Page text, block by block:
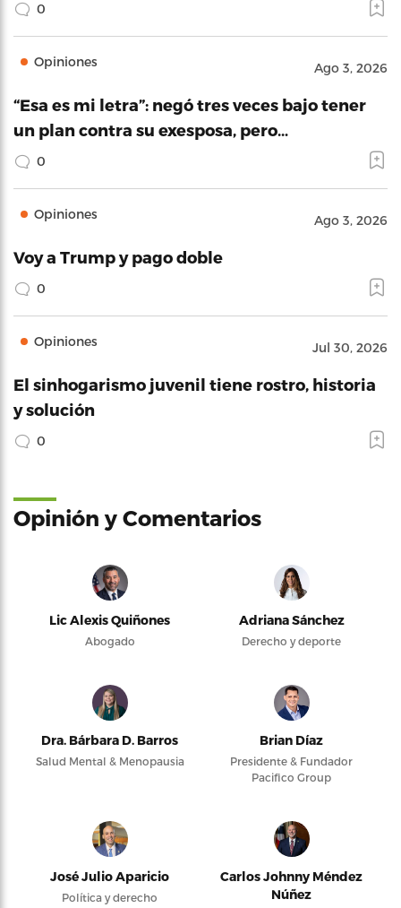
0
Opiniones Ago 3, 2026
“Esa es mi letra”: negó tres veces bajo tener
un plan contra su exesposa, pero…
0
Opiniones Ago 3, 2026
Voy a Trump y pago doble
0
Opiniones Jul 30, 2026
El sinhogarismo juvenil tiene rostro, historia
y solución
0
Opinión y Comentarios
Lic Alexis Quiñones
Abogado
Adriana Sánchez
Derecho y deporte
Dra. Bárbara D. Barros
Salud Mental & Menopausia
Brian Díaz
Presidente & Fundador
Pacifico Group
José Julio Aparicio
Política y derecho
Carlos Johnny Méndez
Núñez